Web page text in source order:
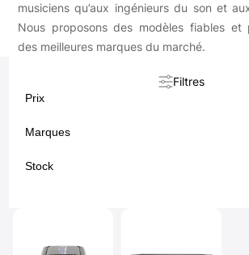
musiciens qu’aux ingénieurs du son et
Nous proposons des modèles fiables et
des meilleures marques du marché.
Filtres
Prix
Marques
Stock